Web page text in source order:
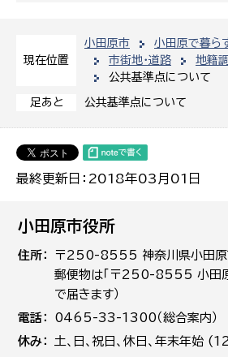
現在位置
小田原市 小田原で暮ら
市街地・道路
地籍
公共基準点について
足あと 公共基準点について
最終更新日：2018年03月01日
小田原市役所
住所
〒250-8555 神奈川県小田
郵便物は「〒250-8555 小田原
で届きます）
電話
0465-33-1300（総合案内）
休み
土､日､祝日、休日、年末年始